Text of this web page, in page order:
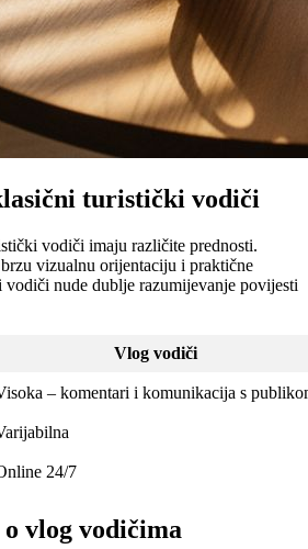
turistički vodiči
vodiči imaju različite prednosti.
vizualnu orijentaciju i praktične
vodiči nude dublje razumijevanje povijesti
Vlog vodiči
– komentari i komunikacija s
24/7
vlog vodičima